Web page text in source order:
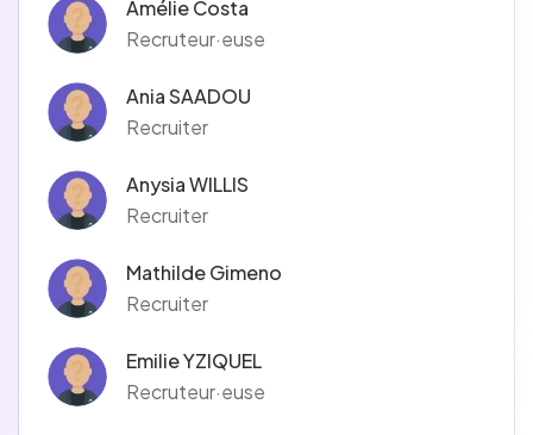
Amélie Costa
Recruteur·euse
Ania SAADOU
Recruiter
Anysia WILLIS
Recruiter
Mathilde Gimeno
Recruiter
Emilie YZIQUEL
Recruteur·euse